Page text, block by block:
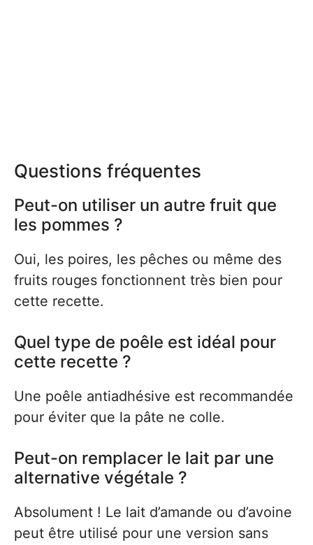
Questions fréquentes
Peut-on utiliser un autre fruit que
les pommes ?
Oui, les poires, les pêches ou même des
fruits rouges fonctionnent très bien pour
cette recette.
Quel type de poêle est idéal pour
cette recette ?
Une poêle antiadhésive est recommandée
pour éviter que la pâte ne colle.
Peut-on remplacer le lait par une
alternative végétale ?
Absolument ! Le lait d’amande ou d’avoine
peut être utilisé pour une version sans